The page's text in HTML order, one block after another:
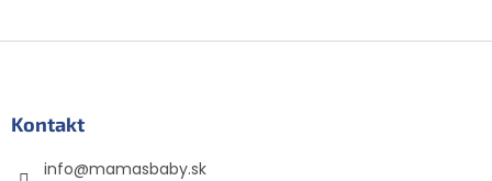
Kontakt
info@mamasbaby.sk